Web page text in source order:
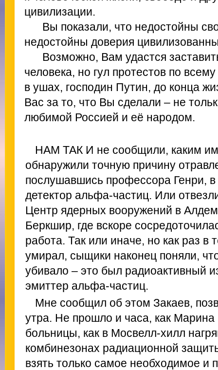
цивилизации.
Вы показали, что недостойны
недостойны доверия
Возможно, Вам удастся
человека, но гул протестов по
в ушах, господин Путин, до конца
Вас за то, что Вы сделали – не
любимой Россией и её народом.
НАМ ТАК И не сообщили, каким
обнаружили точную причину
послушавшись профессора Генри,
детектор альфа-частиц. Или
Центр ядерных вооружений в
Беркшир, где вскоре
работа. Так или иначе, но как раз в
умирал, сыщики наконец поняли,
убивало – это был радиоактивный
эмиттер альфа-частиц.
Мне сообщил об этом Закаев,
утра. Не прошло и часа, как Марина
больницы, как в Мосвелл-хилл
комбинезонах радиационной
взять только самое необходимое и